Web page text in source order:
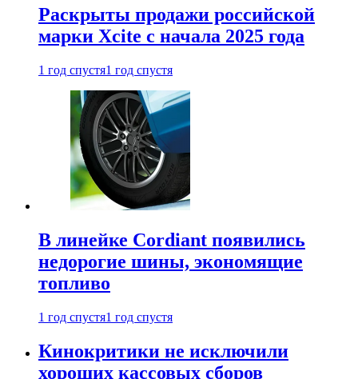
Раскрыты продажи российской
марки Xcite с начала 2025 года
1 год спустя1 год спустя
В линейке Cordiant появились
недорогие шины, экономящие
топливо
1 год спустя1 год спустя
Кинокритики не исключили
хороших кассовых сборов